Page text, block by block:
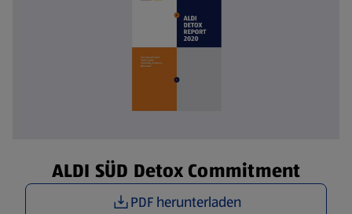
ALDI SÜD Detox Commitment
PDF herunterladen